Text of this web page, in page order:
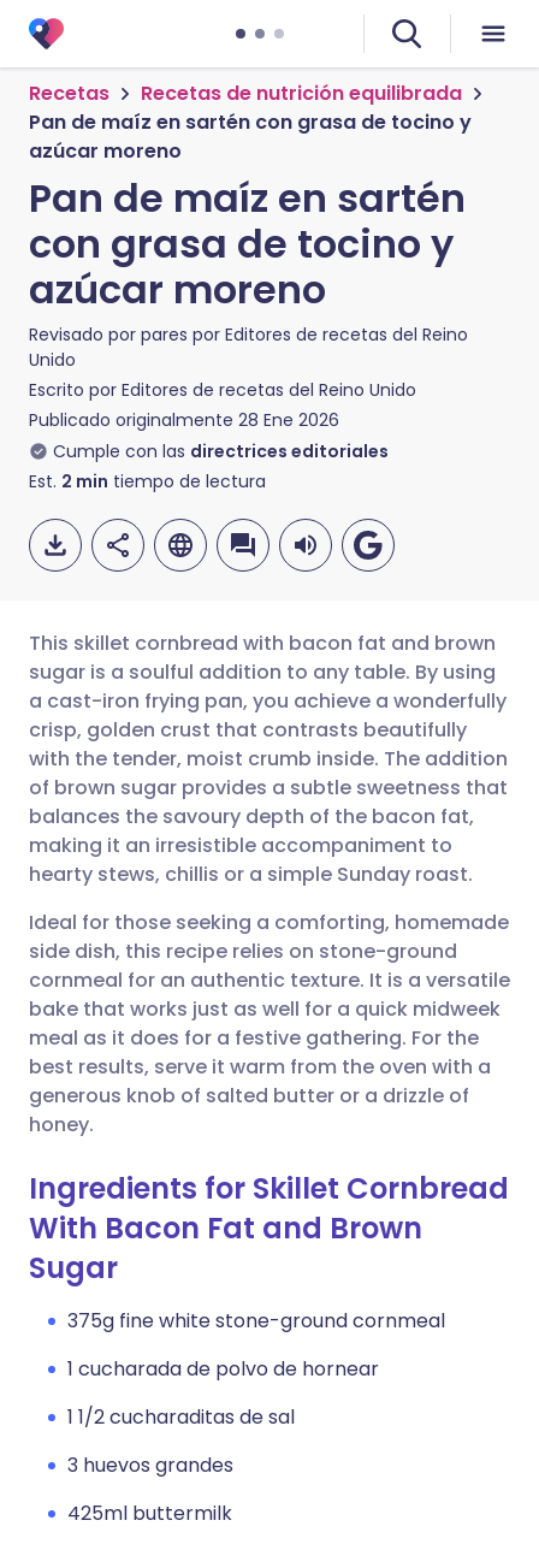
Recetas
Recetas de nutrición equilibrada
Pan de maíz en sartén con grasa de tocino y
azúcar moreno
Pan de maíz en sartén
con grasa de tocino y
azúcar moreno
Revisado por pares por Editores de recetas del Reino
Unido
Escrito por Editores de recetas del Reino Unido
Publicado originalmente 28 Ene 2026
Cumple con las directrices editoriales
Est. 2 min tiempo de lectura
Compartir por correo
electrónico
Compartir en Facebook
Compartir en LinkedIn
Compartir en X
Compartir vía WhatsApp
Copiar enlace
🇬🇧 English 🇩🇪 Deutsch
🇪🇸 Español 🇫🇷 Français
🇮🇹 Italiano 🇵🇹
🇮🇳 हिन्दी 🇮🇱 עברית
🇸🇦 عربي 🇸🇪 Svenska
This skillet cornbread with bacon fat and brown
sugar is a soulful addition to any table. By using
a cast-iron frying pan, you achieve a wonderfully
crisp, golden crust that contrasts beautifully
with the tender, moist crumb inside. The addition
of brown sugar provides a subtle sweetness that
balances the savoury depth of the bacon fat,
making it an irresistible accompaniment to
hearty stews, chillis or a simple Sunday roast.
Ideal for those seeking a comforting, homemade
side dish, this recipe relies on stone-ground
cornmeal for an authentic texture. It is a versatile
bake that works just as well for a quick midweek
meal as it does for a festive gathering. For the
best results, serve it warm from the oven with a
generous knob of salted butter or a drizzle of
honey.
Ingredients for Skillet Cornbread
With Bacon Fat and Brown
Sugar
375g fine white stone-ground cornmeal
1 cucharada de polvo de hornear
1 1/2 cucharaditas de sal
3 huevos grandes
425ml buttermilk